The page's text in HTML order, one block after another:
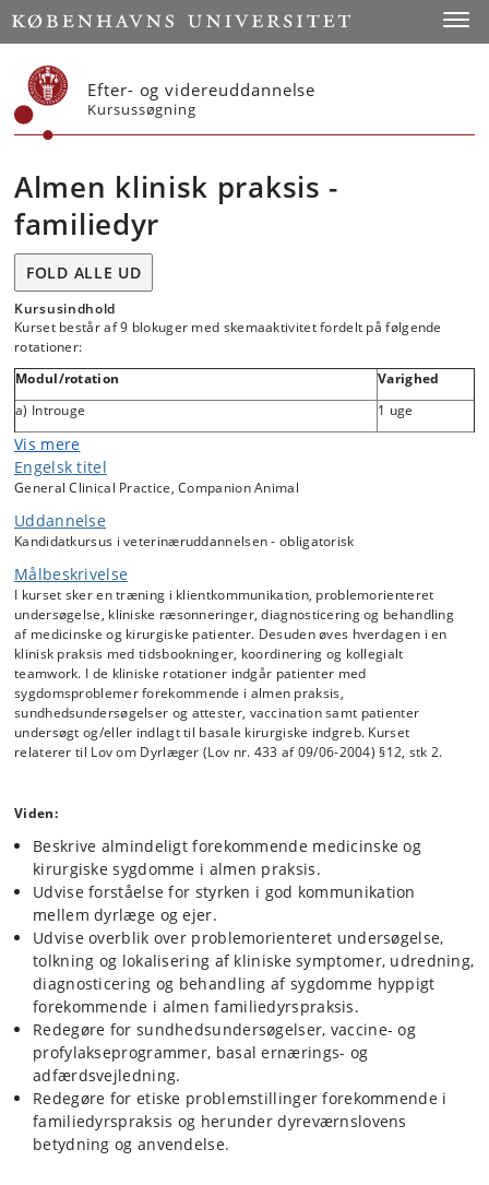
Start
Efter- og videreuddannelse
Kursussøgning
Almen klinisk praksis -
familiedyr
FOLD ALLE UD
Kursusindhold
Kurset består af 9 blokuger med skemaaktivitet fordelt på følgende
rotationer:
Modul/rotation
Varighed
a) Introuge
1 uge
b) Klinisk praksis medicin – Modtagelsen
c) Kirurgisk praksis – Modtagelsen og elektive
operationer
d) Casearbejde - hjemmearbejde afsluttet med
mundtlig casefremlæggelse
e) Eksternt praktikophold (EPT) i privat dyrlægepraksis
for familiedyr
2 uger
Kurset starter med én uges fælles introduktionsuge til almen klinisk
praksis, som foregår på Universitetshospitalet for Familiedyr.
Herefter forløber resten af kurset i individuelle hold, hvor de
studerende roterer i 2 ugers modulundervisning. Almen klinisk praksis
modtagelsen og almen kirurgi foregår på Universitetshospitalet.
Casearbejde kan udføres hjemme, men med en afsluttende
eller internationalt.
På kurset vil den studerende blive trænet i tilgangen af både
medicinske og kirurgiske patienter med fokus på dag-1 kompetencer.
Den studerende trænes i den problemorienterede patienttilgang
(Problem-Oriented Approach (POA)) som den anvendes i klinisk almen
praksis og brugen af denne i journaliseringen. Der vil samtidig også
være fokus på at træne klinisk ræsonnering i udviklingen af den
studerendes kliniske kompetencer, dvs. øvelsen i at kunne indsamle,
bearbejde og tolke patientinformation som fører til klinisk
beslutningstagning. Den studerende vil opnå øvelse i klient- og
patientkontakt, kommunikation og ejerinformation i et klinisk
dynamisk miljø.
a) Introuge:Introugen er obligatorisk og fungerer som en optakt til de
kliniske rotationer. Her indgår forelæsninger inden for relevante
praksisemner (inkl. praksisøkonomi, etik og adfærd, klientklager,
Vis mere
Engelsk titel
General Clinical Practice, Companion Animal
Uddannelse
Kandidatkursus i veterinæruddannelsen - obligatorisk
Målbeskrivelse
I kurset sker en træning i klientkommunikation, problemorienteret
undersøgelse, kliniske ræsonneringer, diagnosticering og behandling
af medicinske og kirurgiske patienter. Desuden øves hverdagen i en
klinisk praksis med tidsbookninger, koordinering og kollegialt
teamwork. I de kliniske rotationer indgår patienter med
sygdomsproblemer forekommende i almen praksis,
sundhedsundersøgelser og attester, vaccination samt patienter
undersøgt og/eller indlagt til basale kirurgiske indgreb. Kurset
relaterer til Lov om Dyrlæger (Lov nr. 433 af 09/06-2004) §12, stk 2.
Viden:
Beskrive almindeligt forekommende medicinske og
kirurgiske sygdomme i almen praksis.
Udvise forståelse for styrken i god kommunikation
mellem dyrlæge og ejer.
Udvise overblik over problemorienteret undersøgelse,
tolkning og lokalisering af kliniske symptomer, udredning,
diagnosticering og behandling af sygdomme hyppigt
forekommende i almen familiedyrspraksis.
Redegøre for sundhedsundersøgelser, vaccine- og
profylakseprogrammer, basal ernærings- og
adfærdsvejledning.
Redegøre for etiske problemstillinger forekommende i
familiedyrspraksis og herunder dyreværnslovens
betydning og anvendelse.